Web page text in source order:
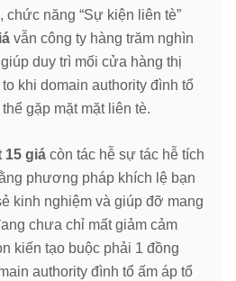
chức năng “Sự kiện liên tè”
vẫn công ty hàng trăm nghìn
duy trì mối cửa hàng thị
khi domain authority đình tổ
gặp mặt mặt liên tè.
15 giá còn tác hễ sự tác hễ tích
phương pháp khích lệ bạn
kinh nghiệm và giúp đỡ mang
chưa chỉ mất giảm cảm
kiến tạo buộc phải 1 đồng
authority đình tổ ấm áp tổ